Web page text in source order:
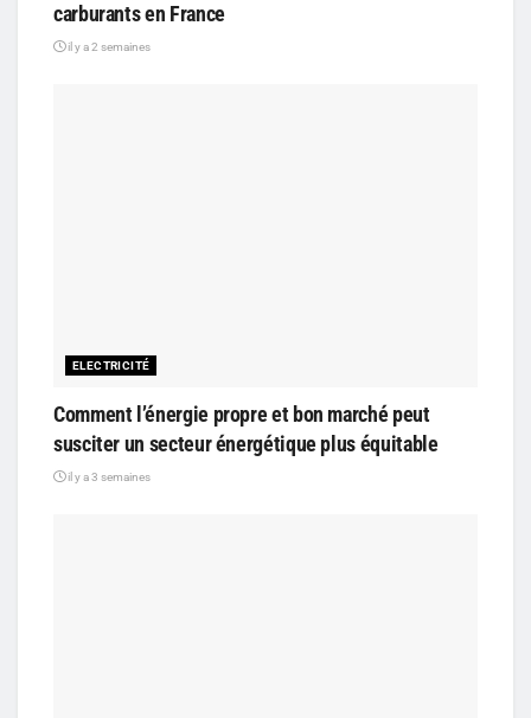
carburants en France
il y a 2 semaines
ELECTRICITÉ
Comment l’énergie propre et bon marché peut
susciter un secteur énergétique plus équitable
il y a 3 semaines